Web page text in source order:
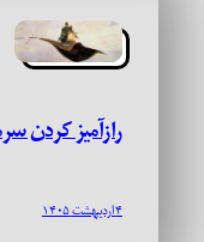
رازآمیز کردن
۴ اردیبهشت ۱۴۰۵